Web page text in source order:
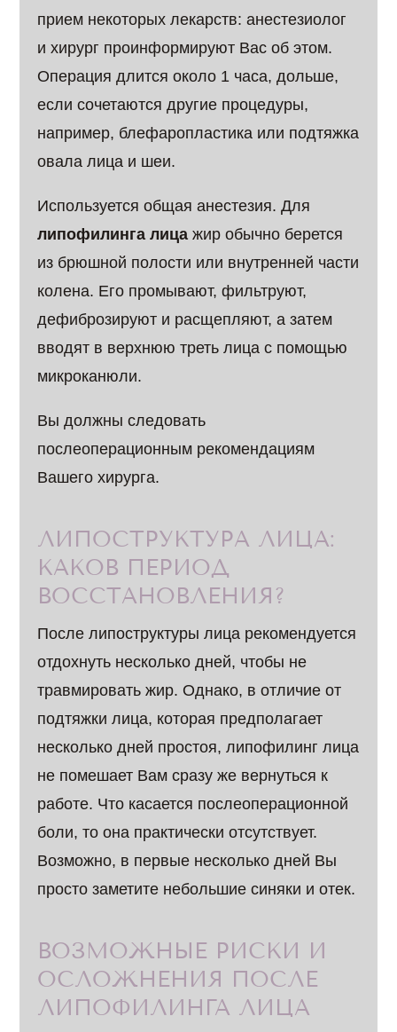
прием некоторых лекарств: анестезиолог
и хирург проинформируют Вас об этом.
Операция длится около 1 часа, дольше,
если сочетаются другие процедуры,
например, блефаропластика или подтяжка
овала лица и шеи.
Используется общая анестезия. Для
липофилинга лица жир обычно берется
из брюшной полости или внутренней части
колена. Его промывают, фильтруют,
дефиброзируют и расщепляют, а затем
вводят в верхнюю треть лица с помощью
микроканюли.
Вы должны следовать
послеоперационным рекомендациям
Вашего хирурга.
ЛИПОСТРУКТУРА ЛИЦА:
КАКОВ ПЕРИОД
ВОССТАНОВЛЕНИЯ?
После липоструктуры лица рекомендуется
отдохнуть несколько дней, чтобы не
травмировать жир. Однако, в отличие от
подтяжки лица, которая предполагает
несколько дней простоя, липофилинг лица
не помешает Вам сразу же вернуться к
работе. Что касается послеоперационной
боли, то она практически отсутствует.
Возможно, в первые несколько дней Вы
просто заметите небольшие синяки и отек.
ВОЗМОЖНЫЕ РИСКИ И
ОСЛОЖНЕНИЯ ПОСЛЕ
ЛИПОФИЛИНГА ЛИЦА